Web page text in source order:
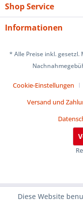
Shop Service
Informationen
* Alle Preise inkl.
Cookie-Einstellungen
Versand und
Diese Website